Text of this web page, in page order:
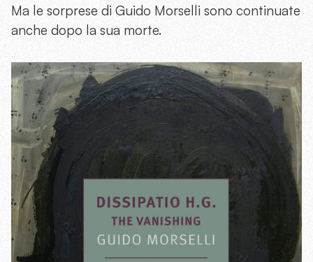
Ma le sorprese di Guido Morselli sono continuate
anche dopo la sua morte.